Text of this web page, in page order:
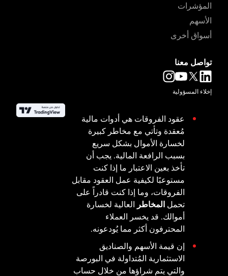
المؤشرات
الأسهم
أسواق أخرى
تواصل معنا
إخلاء المسؤولية
عقود الفروقات هي أدوات مالية
مُعقدة وتأتي مع مخاطر كبيرة
لخسارة الأموال بشكل سريع
بسبب الرافعة المالية. يجب أن
تأخذ بعين الاعتبار ما إذا كنت
مستوعبًا لكيفية عمل العقود مقابل
الفروقات، وما إذا كنت قادراً على
تحمل المخاطر العالية لخسارة
أموالك. قد يخسر العملاء
المحترفون أكثر مما يُودعونه.
إن قيمة الأسهم والصناديق
الاستثمارية المُتداولة في البورصة
والتي يتم شراؤها من خلال حساب